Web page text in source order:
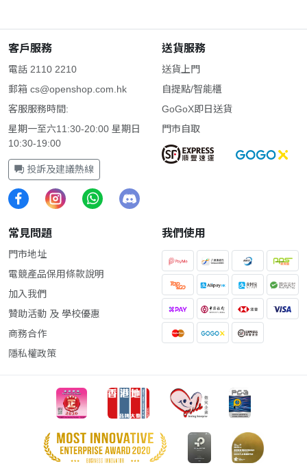
客戶服務
電話 2110 2210
郵箱 cs@openshop.com.hk
客服服務時間:
星期一至六11:30-20:00 星期日
10:30-19:00
投訴及建議熱線
送貨服務
送貨上門
自提點/智能櫃
GoGoX即日送貨
門市自取
常見問題
門市地址
電競產品保用條款說明
加入我們
贊助活動 及 學校優惠
商務合作
隱私權政策
我們使用